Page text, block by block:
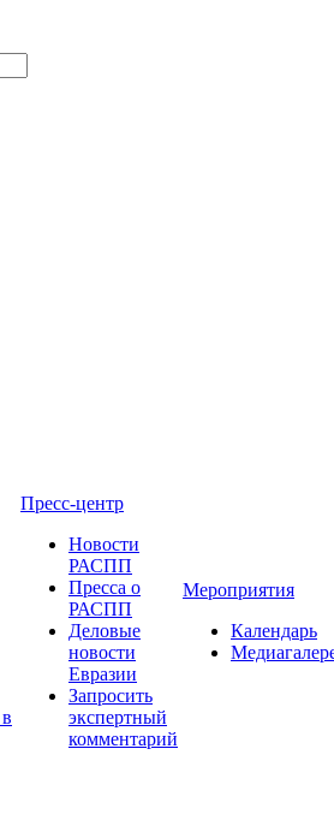
Пресс-центр
Новости
РАСПП
Пресса о
РАСПП
Деловые
новости
Евразии
Запросить
экспертный
комментарий
Мероприятия
Календарь